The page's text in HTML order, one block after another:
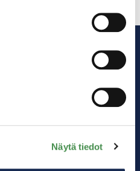
Näytä tiedot